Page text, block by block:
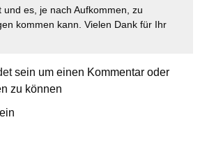
es, je nach Aufkommen, zu
kommen kann. Vielen Dank für Ihr
sein um einen Kommentar oder
zu können